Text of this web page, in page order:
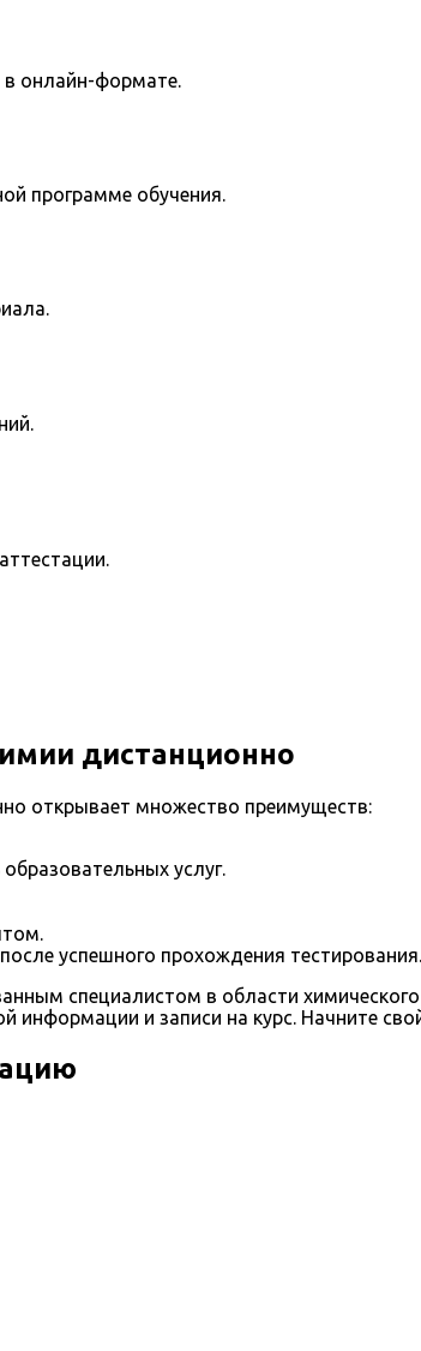
онлайн-формате.
программе обучения.
дистанционно
открывает множество преимуществ:
услуг.
успешного прохождения тестирования.
специалистом в области
и записи на курс. Начните